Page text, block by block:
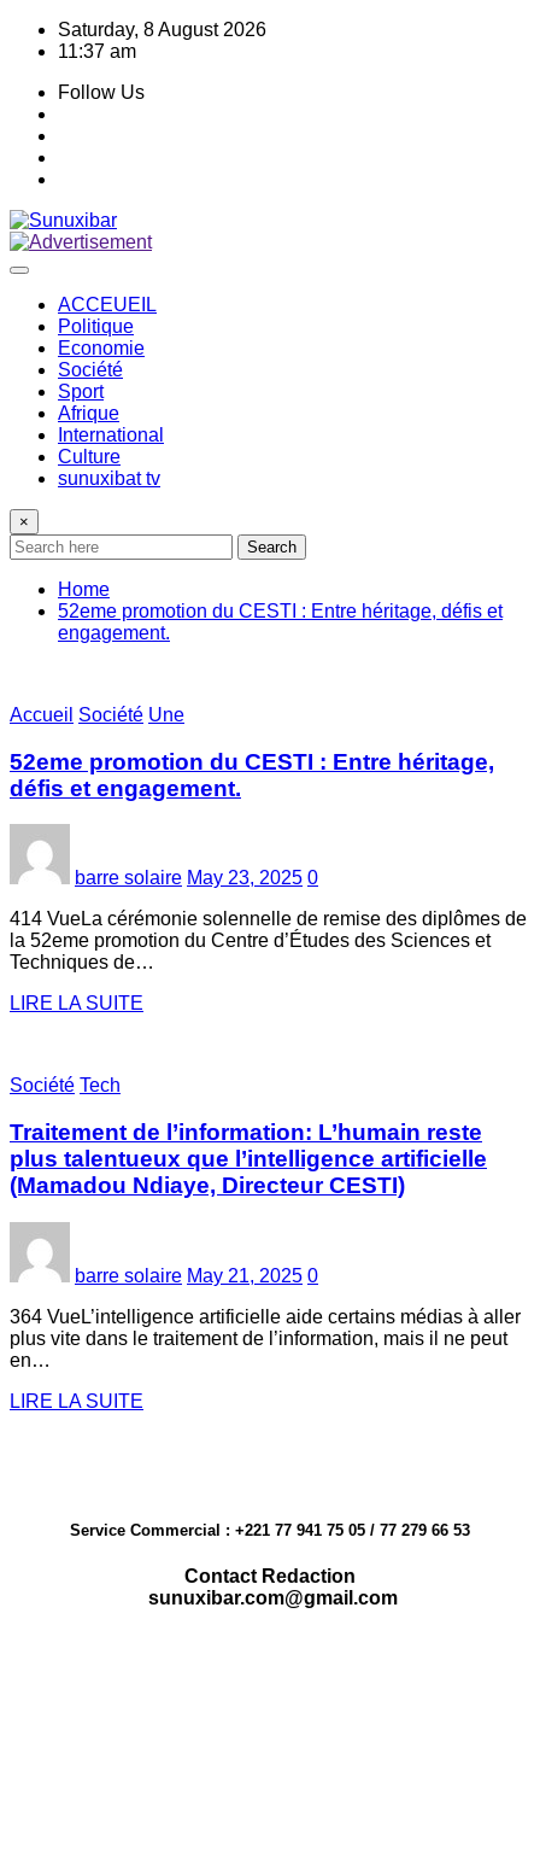
Skip
Saturday, 8 August 2026
11:37 am
Follow Us
ACCEUEIL
Politique
Economie
Société
Sport
Afrique
International
Culture
sunuxibat tv
×
Search
Home
52eme promotion du CESTI : Entre héritage, défis et
engagement.
Accueil Société Une
52eme promotion du CESTI : Entre héritage,
défis et engagement.
barre solaire May 23, 2025 0
414 VueLa cérémonie solennelle de remise des diplômes de
la 52eme promotion du Centre d’Études des Sciences et
Techniques de…
LIRE LA SUITE
Société Tech
Traitement de l’information: L’humain reste
plus talentueux que l’intelligence artificielle
(Mamadou Ndiaye, Directeur CESTI)
barre solaire May 21, 2025 0
364 VueL’intelligence artificielle aide certains médias à aller
plus vite dans le traitement de l’information, mais il ne peut
en…
LIRE LA SUITE
Service Commercial : +221 77 941 75 05 / 77 279 66 53
Contact Redaction
sunuxibar.com@gmail.com